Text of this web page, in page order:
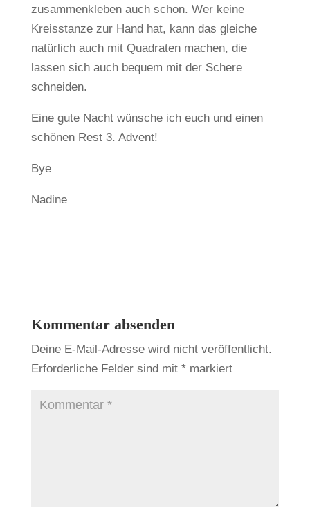
zusammenkleben auch schon. Wer keine
Kreisstanze zur Hand hat, kann das gleiche
natürlich auch mit Quadraten machen, die
lassen sich auch bequem mit der Schere
schneiden.
Eine gute Nacht wünsche ich euch und einen
schönen Rest 3. Advent!
Bye
Nadine
Kommentar absenden
Deine E-Mail-Adresse wird nicht veröffentlicht.
Erforderliche Felder sind mit *markiert